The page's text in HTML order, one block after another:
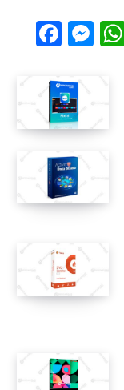
F
ce
b
o
o
k
M
g